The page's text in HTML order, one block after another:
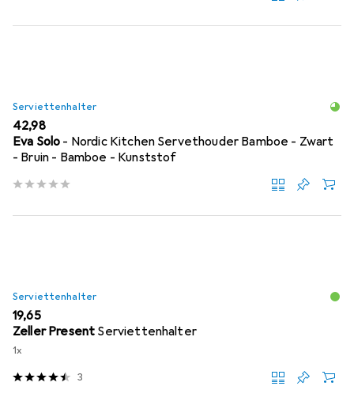
Serviettenhalter
EUR
42,98
Eva Solo - Nordic Kitchen Servethouder Bamboe - Zwart
- Bruin - Bamboe - Kunststof
Serviettenhalter
EUR
19,65
Zeller Present Serviettenhalter
1x
3